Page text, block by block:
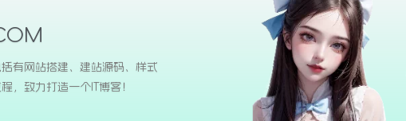
有网站搭建、建站源码、样式
，致力打造一个IT博客！